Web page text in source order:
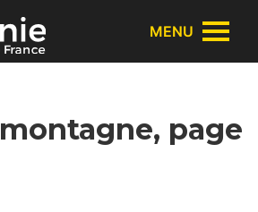
cookies
MENU
page